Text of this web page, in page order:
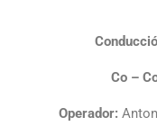
Co –
Operador: